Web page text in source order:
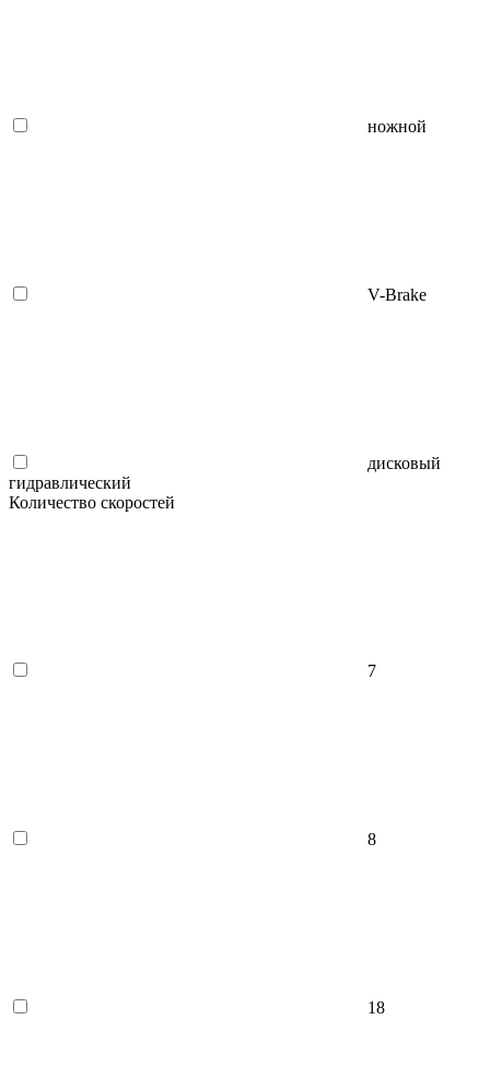
ножной
V-Brake
дисковый
гидравлический
Количество скоростей
7
8
18